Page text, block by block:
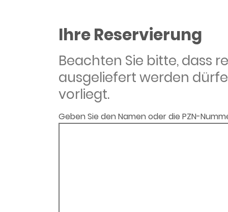
Ihre Reservierung
Beachten Sie bitte, dass
ausgeliefert werden
vorliegt.
Geben Sie den Namen oder die PZN-